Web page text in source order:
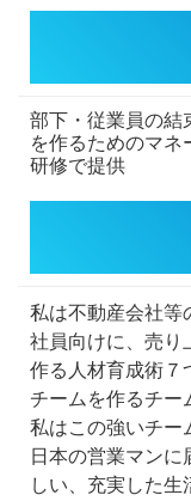
部下・従業員の結
を作るためのマネ
研修で提供
私は不動産会社等
社員向けに、売り
作る人材育成術７
チームを作るチー
私はこの強いチー
日本の営業マン
しい、充実した